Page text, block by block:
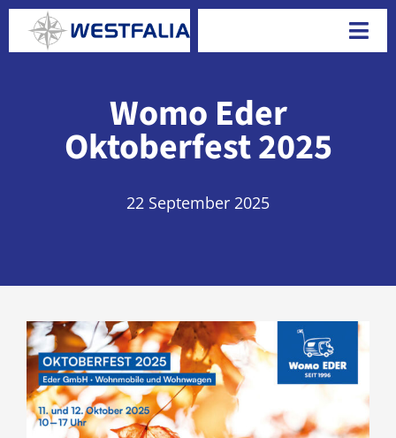
Skip
content
Womo Eder
Oktoberfest 2025
22 September 2025